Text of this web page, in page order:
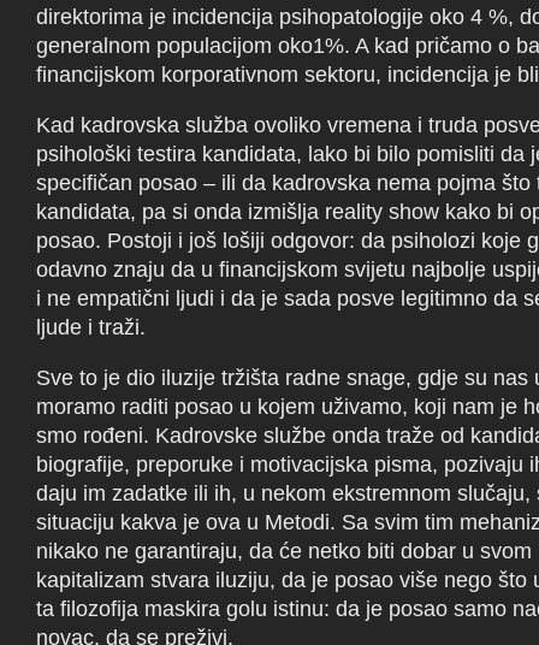
direktorima je incidencija psihopatologije oko 4 %,
generalnom populacijom oko1%. A kad pričamo o
financijskom korporativnom sektoru, incidencija je
Kad kadrovska služba ovoliko vremena i truda
psihološki testira kandidata, lako bi bilo pomisliti da
specifičan posao – ili da kadrovska nema pojma što
kandidata, pa si onda izmišlja reality show kako bi
posao. Postoji i još lošiji odgovor: da psiholozi koje
odavno znaju da u financijskom svijetu najbolje
i ne empatični ljudi i da je sada posve legitimno da
ljude i traži.
Sve to je dio iluzije tržišta radne snage, gdje su nas
moramo raditi posao u kojem uživamo, koji nam je
smo rođeni. Kadrovske službe onda traže od
biografije, preporuke i motivacijska pisma, pozivaju
daju im zadatke ili ih, u nekom ekstremnom slučaju,
situaciju kakva je ova u Metodi. Sa svim tim
nikako ne garantiraju, da će netko biti dobar u svom
kapitalizam stvara iluziju, da je posao više nego što
ta filozofija maskira golu istinu: da je posao samo
novac, da se preživi.